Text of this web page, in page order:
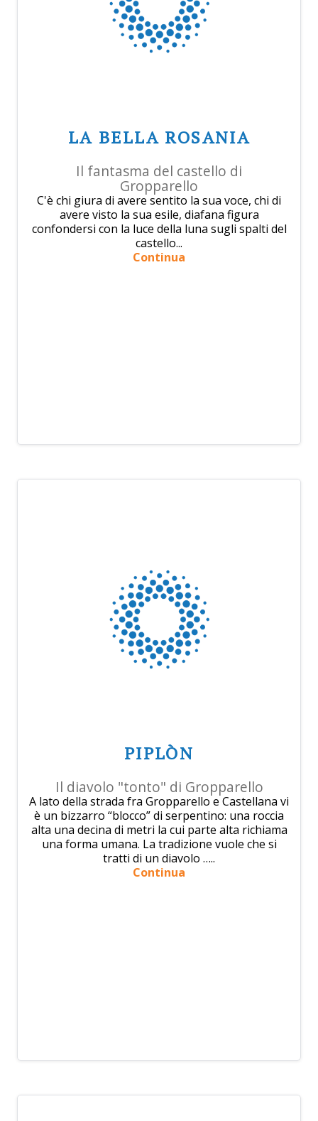
LA BELLA ROSANIA
Il fantasma del castello di
Gropparello
C'è chi giura di avere sentito la sua voce, chi di
avere visto la sua esile, diafana figura
confondersi con la luce della luna sugli spalti del
castello...
Continua
PIPLÒN
Il diavolo "tonto" di Gropparello
A lato della strada fra Gropparello e Castellana vi
è un bizzarro “blocco” di serpentino: una roccia
alta una decina di metri la cui parte alta richiama
una forma umana. La tradizione vuole che si
tratti di un diavolo …..
Continua